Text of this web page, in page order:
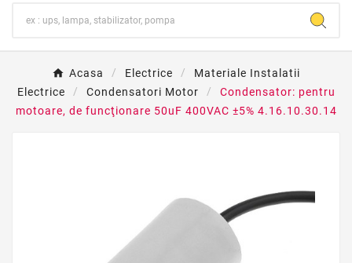
Acasa Electrice
Materiale Instalatii
Electrice
Condensatori Motor
Condensator: pentru
motoare, de funcţionare 50uF 400VAC ±5% 4.16.10.30.14